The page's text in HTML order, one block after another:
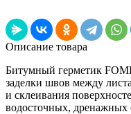
Описание товара
Битумный герметик
заделки швов между
и склеивания
водосточных, дренажных